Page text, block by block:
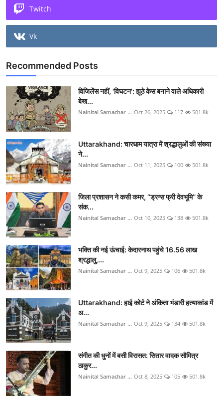
Twitch
Vk
Recommended Posts
विजिलेंस नहीं, 'विघटन': झूठे केस बनाने वाले अधिकारी
बेख...
Nainital Samachar ... Oct 26, 2025 117 501.8k
Uttarakhand: चारधाम यात्रा में श्रद्धालुओं की संख्या
ने...
Nainital Samachar ... Oct 11, 2025 100 501.8k
जिला प्रशासन ने कसी कमर, ‘‘ड्रग्स फ्री देवभूमि’’ के
संक...
Nainital Samachar ... Oct 10, 2025 138 501.8k
भक्ति की नई ऊंचाई: केदारनाथ पहुंचे 16.56 लाख
श्रद्धालु,...
Nainital Samachar ... Oct 9, 2025 106 501.8k
Uttarakhand: हाई कोर्ट ने अंकिता भंडारी हत्याकांड में
अ...
Nainital Samachar ... Oct 9, 2025 134 501.8k
संगीत की धुनों में बसी विरासत: सितार वादक सौमित्र
ठाकुर...
Nainital Samachar ... Oct 8, 2025 105 501.8k